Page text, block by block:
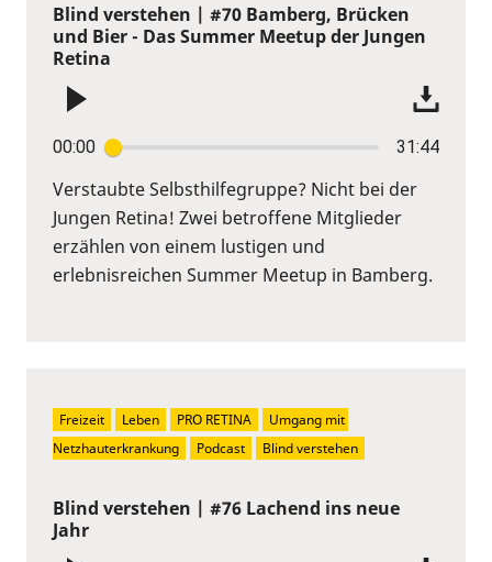
Blind verstehen | #70 Bamberg, Brücken
und Bier - Das Summer Meetup der Jungen
Retina
00:00 31:44
Verstaubte Selbsthilfegruppe? Nicht bei der
Jungen Retina! Zwei betroffene Mitglieder
erzählen von einem lustigen und
erlebnisreichen Summer Meetup in Bamberg.
Blind verstehen | #76 Lachend ins neue
Jahr
Freizeit Leben PRO RETINA
Umgang mit
Netzhauterkrankung
Podcast Blind verstehen